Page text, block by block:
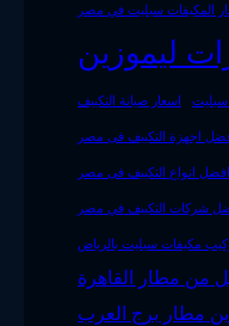
المكيفات سبليت في مصر
ليموزين
اسعار صيانة التكييف سبليت
اجهزة التكييف فى مصر
افضل انواع التكييف فى مصر
شركات التكييف في مصر
مكيفات سبليت بالرياض
من مطار القاهرة
مطار برج العرب